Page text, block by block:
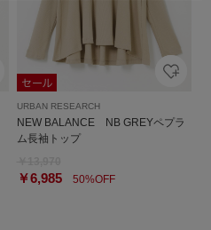
URBAN RESEARCH
NEW BALANCE NB GREYペプラ
ム長袖トップ
￥6,98550%OFF